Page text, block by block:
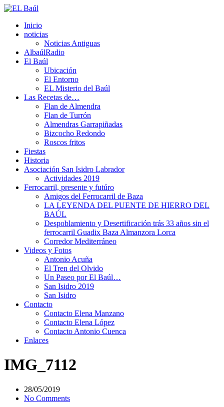
Inicio
noticias
Noticias Antiguas
AlbaúlRadio
El Baúl
Ubicación
El Entorno
EL Misterio del Baúl
Las Recetas de…
Flan de Almendra
Flan de Turrón
Almendras Garrapiñadas
Bizcocho Redondo
Roscos fritos
Fiestas
Historia
Asociación San Isidro Labrador
Actividades 2019
Ferrocarril, presente y futúro
Amigos del Ferrocarril de Baza
LA LEYENDA DEL PUENTE DE HIERRO DEL
BAÚL
Despoblamiento y Desertificación trás 33 años sin el
ferrocarril Guadix Baza Almanzora Lorca
Corredor Mediterráneo
Videos y Fotos
Antonio Acuña
El Tren del Olvido
Un Paseo por El Baúl…
San Isidro 2019
San Isidro
Contacto
Contacto Elena Manzano
Contacto Elena López
Contacto Antonio Cuenca
Enlaces
IMG_7112
28/05/2019
No Comments